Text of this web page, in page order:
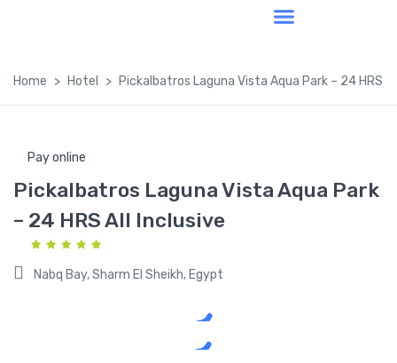
Home Hotel Pickalbatros Laguna Vista Aqua Park – 24 HRS
Pay online
Pickalbatros Laguna Vista Aqua Park
– 24 HRS All Inclusive
Nabq Bay, Sharm El Sheikh, Egypt